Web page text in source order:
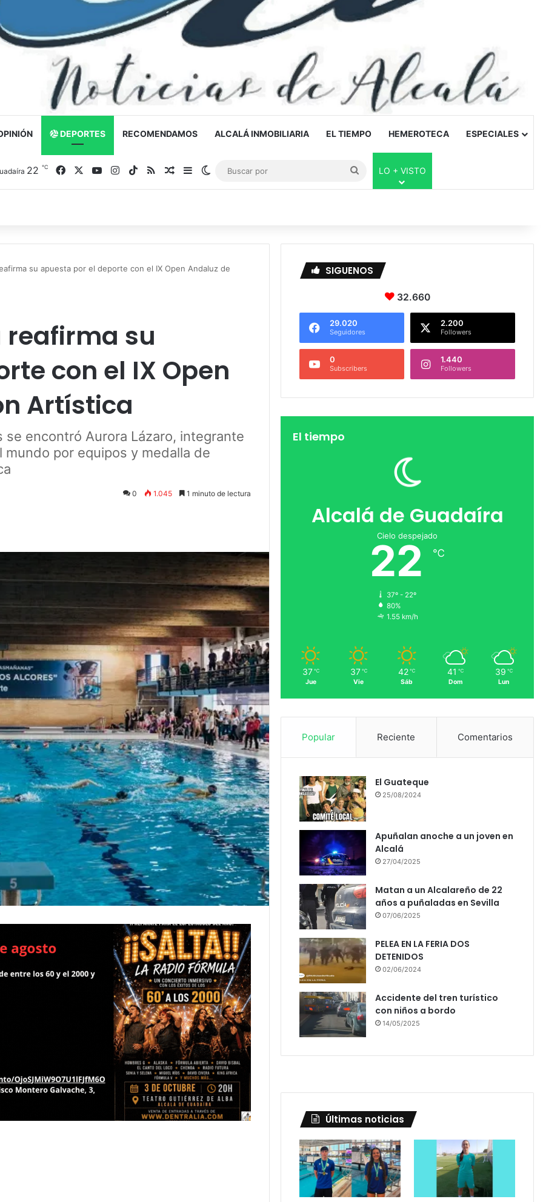
DEPORTES RECOMENDAMOS ALCALÁ INMOBILIARIA EL TIEMPO HEMEROTECA ESPECIALES
22 ℃ FacebookYouTubeInstagram
TikTokRSSNoticia al azar
Barra lateral
Switch skin
Buscar
por
LO + VISTO
su apuesta por el deporte con el IX Open Andaluz de
su
con el IX Open
Artística
encontró Aurora Lázaro, integrante
por equipos y medalla de
0 1.045 1 minuto de lectura
SIGUENOS
32.660
29.020
Seguidores
2.200
Followers
0
Subscribers
1.440
Followers
El tiempo
Alcalá de Guadaíra
Cielo despejado
22 ℃
37º - 22º
80%
1.55 km/h
37 ℃
Jue
37 ℃
Vie
42 ℃
Sáb
41 ℃
Dom
39 ℃
Lun
Popular Reciente Comentarios
El Guateque
25/08/2024
Apuñalan anoche a un joven en
Alcalá
27/04/2025
Matan a un Alcalareño de 22
años a puñaladas en Sevilla
07/06/2025
PELEA EN LA FERIA DOS
DETENIDOS
02/06/2024
Accidente del tren turístico
con niños a bordo
14/05/2025
Últimas noticias